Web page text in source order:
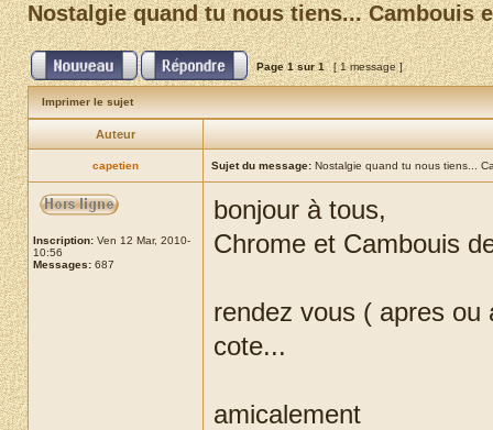
Nostalgie quand tu nous tiens... Cambouis
Page1sur1 [ 1 message ]
Imprimer le sujet
Auteur
capetien Sujet du message: Nostalgie quand tu nous tiens...
Inscription: Ven 12 Mar, 2010-
10:56
Messages: 687
bonjour à tous,
Chrome et Cambouis
rendez vous ( apres
cote...
amicalement